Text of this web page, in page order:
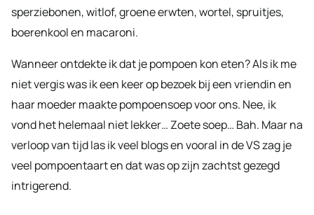
sperziebonen, witlof, groene erwten, wortel, spruitjes,
boerenkool en macaroni.
Wanneer ontdekte ik dat je pompoen kon eten? Als ik me
niet vergis was ik een keer op bezoek bij een vriendin en
haar moeder maakte pompoensoep voor ons. Nee, ik
vond het helemaal niet lekker… Zoete soep… Bah. Maar na
verloop van tijd las ik veel blogs en vooral in de VS zag je
veel pompoentaart en dat was op zijn zachtst gezegd
intrigerend.